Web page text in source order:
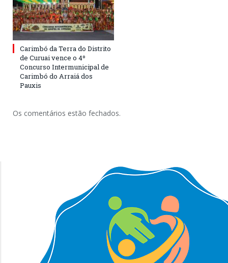
Carimbó da Terra do Distrito
de Curuai vence o 4º
Concurso Intermunicipal de
Carimbó do Arraiá dos
Pauxis
Os comentários estão fechados.